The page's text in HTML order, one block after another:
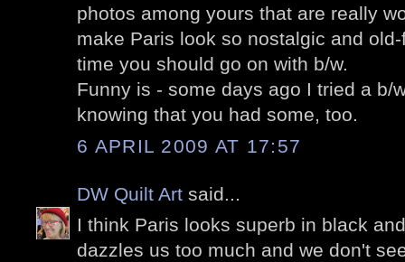
photos among yours that are really
make Paris look so nostalgic and
time you should go on with b/w.
Funny is - some days ago I tried a b/
knowing that you had some, too.
6 APRIL 2009 AT 17:57
DW Quilt Art said...
I think Paris looks superb in black
dazzles us too much and we don't